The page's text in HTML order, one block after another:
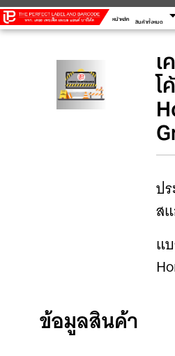
หน้าหลัก สินค้าทั้งหมด
เ
โ
ป
ส
แ
ข้อมูลสินค้า